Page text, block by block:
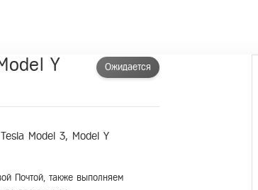
Ожидается
Y
Model 3, Model Y
Почтой, также выполняем